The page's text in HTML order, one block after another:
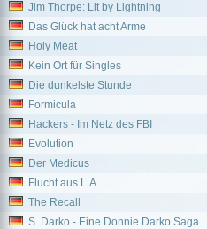
Jim Thorpe: Lit by Lightning
Das Glück hat acht Arme
Holy Meat
Kein Ort für Singles
Die dunkelste Stunde
Formicula
Hackers - Im Netz des FBI
Evolution
Der Medicus
Flucht aus L.A.
The Recall
S. Darko - Eine Donnie Darko Saga